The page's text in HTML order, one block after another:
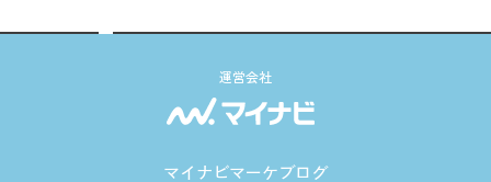
運営会社
マイナビマーケブログ